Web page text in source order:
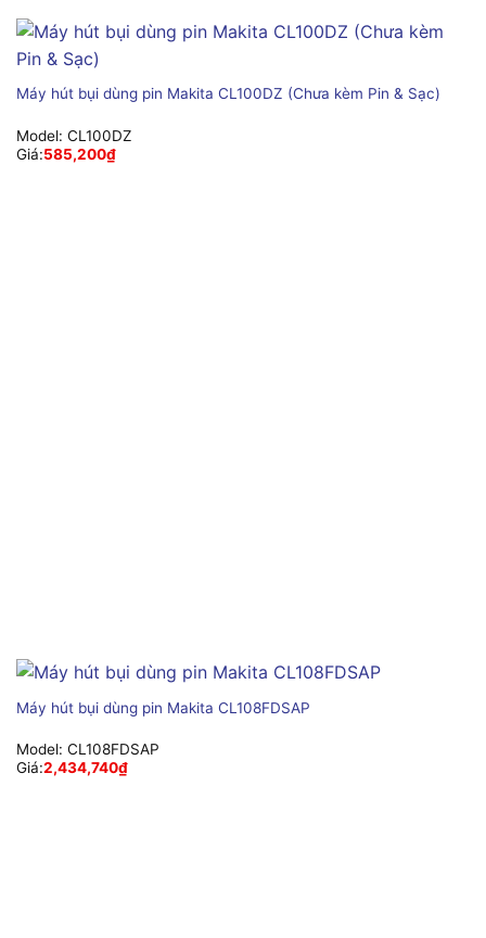
Máy hút bụi dùng pin Makita CL100DZ (Chưa kèm Pin & Sạc)
Model: CL100DZ
Giá:585,200₫
Máy hút bụi dùng pin Makita CL108FDSAP
Model: CL108FDSAP
Giá:2,434,740₫